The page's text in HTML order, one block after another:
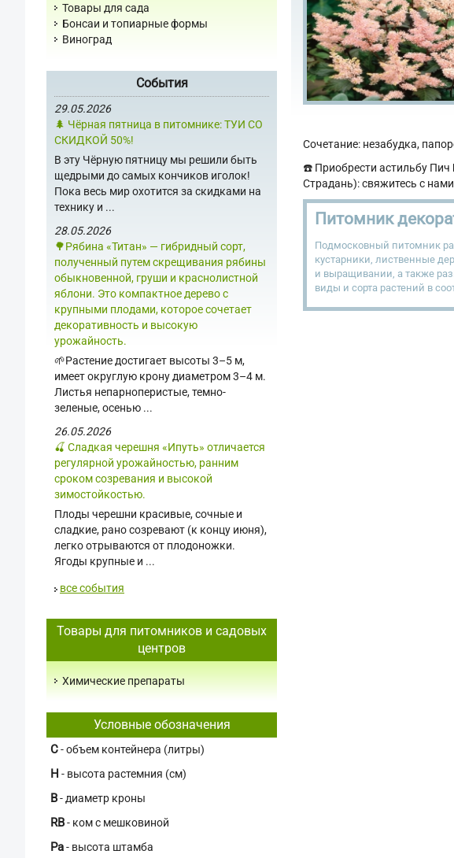
Товары для сада
Бонсаи и топиарные формы
Виноград
События
29.05.2026
🌲 Чёрная пятница в питомнике: ТУИ СО
СКИДКОЙ 50%!
В эту Чёрную пятницу мы решили быть
щедрыми до самых кончиков иголок!
Пока весь мир охотится за скидками на
технику и ...
28.05.2026
🌳Рябина «Титан» — гибридный сорт,
полученный путем скрещивания рябины
обыкновенной, груши и краснолистной
яблони. Это компактное дерево с
крупными плодами, которое сочетает
декоративность и высокую
урожайность.
🌱Растение достигает высоты 3–5 м,
имеет округлую крону диаметром 3–4 м.
Листья непарноперистые, темно-
зеленые, осенью ...
26.05.2026
🍒 Сладкая черешня «Ипуть» отличается
регулярной урожайностью, ранним
сроком созревания и высокой
зимостойкостью.
Плоды черешни красивые, сочные и
сладкие, рано созревают (к концу июня),
легко отрываются от плодоножки.
Ягоды крупные и ...
все события
Товары для питомников и садовых
центров
Химические препараты
Условные обозначения
C- объем контейнера (литры)
H - высота растемния (см)
В- диаметр кроны
RB- ком с мешковиной
Pa- высота штамба
Сочетание: незабудка,
☎️ Приобрести астильбу Пич
Страдань): свяжитесь с
Питомник
Подмосковный питомник
кустарники, лиственные
и выращивании, а также
виды и сорта растений в